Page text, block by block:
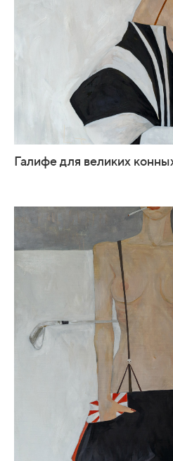
Галифе для великих